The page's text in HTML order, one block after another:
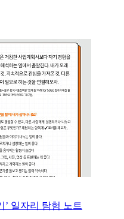
’ 일자리 탐험 노트